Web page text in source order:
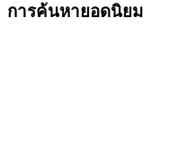
การค้นหายอดนิยม